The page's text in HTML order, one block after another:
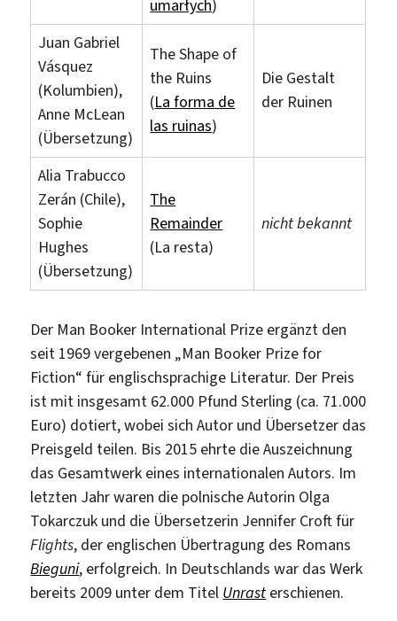
umarłych)
Juan Gabriel
Vásquez
(Kolumbien),
Anne McLean
(Übersetzung)
The Shape of
the Ruins
(La forma de
las ruinas)
Die Gestalt
der Ruinen
Alia Trabucco
Zerán (Chile),
Sophie
Hughes
(Übersetzung)
The
Remainder
(La resta)
nicht bekannt
Der Man Booker International Prize ergänzt den
seit 1969 vergebenen „Man Booker Prize for
Fiction“ für englischsprachige Literatur. Der Preis
ist mit insgesamt 62.000 Pfund Sterling (ca. 71.000
Euro) dotiert, wobei sich Autor und Übersetzer das
Preisgeld teilen. Bis 2015 ehrte die Auszeichnung
das Gesamtwerk eines internationalen Autors. Im
letzten Jahr waren die polnische Autorin Olga
Tokarczuk und die Übersetzerin Jennifer Croft für
Flights, der englischen Übertragung des Romans
Bieguni, erfolgreich. In Deutschlands war das Werk
bereits 2009 unter dem Titel Unrasterschienen.